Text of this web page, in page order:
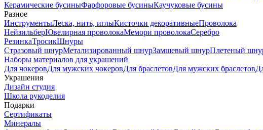
Керамические бусиныФарфоровые бусиныКаучуковые бусины
Разное
ИнструментыЛеска, нить, иглыКисточки декоративныеПроволока
НейзильберЮвелирная проволокаМемори проволокаСеребро
РезинкаТросикШнуры
Стразовый шнурМетализированный шнурЗамшевый шнурПлетеный
Наборы материалов для украшений
Для чокеровДля мужских чокеровДля браслетовДля мужских браслетов
Украшения
Дизайн студия
Школа рукоделия
Подарки
Сертификаты
Минералы